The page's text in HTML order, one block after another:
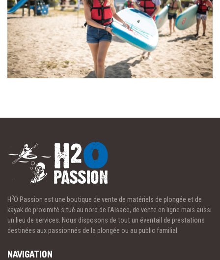
H 2O Passion est une boutique de vente de matériels de plongée et de
kayak de proximité situé au nord de l'Alsace, de vente en ligne mais aussi
un lieu de services. Nous disposons de tout un éventail de prestations
destinées aux passionnés de la plongée ou au public familial.
NAVIGATION